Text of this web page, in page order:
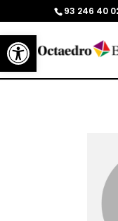
Abrir barra de
93 246 40